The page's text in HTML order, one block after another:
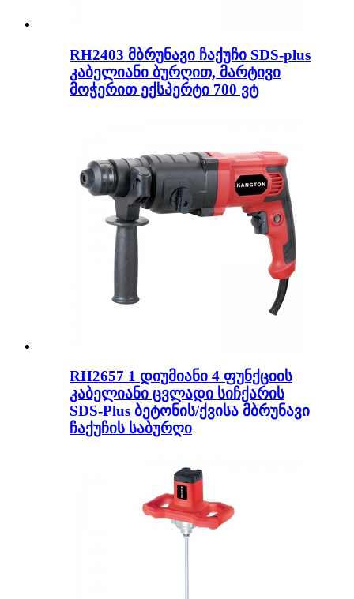
RH2403 მბრუნავი ჩაქუჩი SDS-plus
კაბელიანი ბურღით, მარტივი
მოჭერით ექსპერტი 700 ვტ
RH2657 1 დიუმიანი 4 ფუნქციის
კაბელიანი ცვლადი სიჩქარის
SDS-Plus ბეტონის/ქვისა მბრუნავი
ჩაქუჩის საბურღი